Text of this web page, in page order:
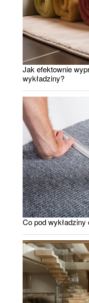
Jak efektownie
wykładziny?
Co pod wykładziny